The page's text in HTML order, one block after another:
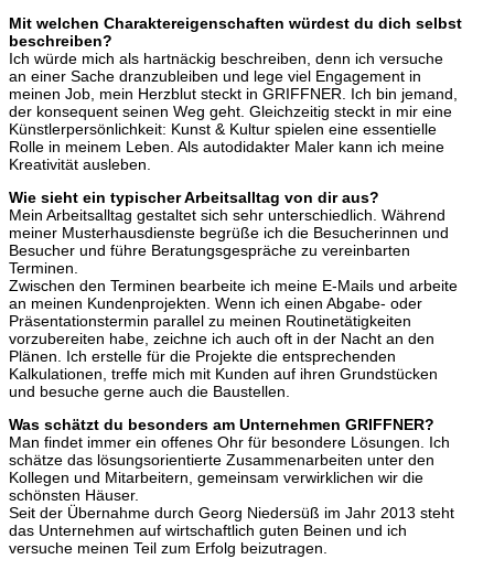
Mit welchen Charaktereigenschaften würdest du dich selbst
beschreiben?
Ich würde mich als hartnäckig beschreiben, denn ich versuche
an einer Sache dranzubleiben und lege viel Engagement in
meinen Job, mein Herzblut steckt in GRIFFNER. Ich bin jemand,
der konsequent seinen Weg geht. Gleichzeitig steckt in mir eine
Künstlerpersönlichkeit: Kunst & Kultur spielen eine essentielle
Rolle in meinem Leben. Als autodidakter Maler kann ich meine
Kreativität ausleben.
Wie sieht ein typischer Arbeitsalltag von dir aus?
Mein Arbeitsalltag gestaltet sich sehr unterschiedlich. Während
meiner Musterhausdienste begrüße ich die Besucherinnen und
Besucher und führe Beratungsgespräche zu vereinbarten
Terminen.
Zwischen den Terminen bearbeite ich meine E-Mails und arbeite
an meinen Kundenprojekten. Wenn ich einen Abgabe- oder
Präsentationstermin parallel zu meinen Routinetätigkeiten
vorzubereiten habe, zeichne ich auch oft in der Nacht an den
Plänen. Ich erstelle für die Projekte die entsprechenden
Kalkulationen, treffe mich mit Kunden auf ihren Grundstücken
und besuche gerne auch die Baustellen.
Was schätzt du besonders am Unternehmen GRIFFNER?
Man findet immer ein offenes Ohr für besondere Lösungen. Ich
schätze das lösungsorientierte Zusammenarbeiten unter den
Kollegen und Mitarbeitern, gemeinsam verwirklichen wir die
schönsten Häuser.
Seit der Übernahme durch Georg Niedersüß im Jahr 2013 steht
das Unternehmen auf wirtschaftlich guten Beinen und ich
versuche meinen Teil zum Erfolg beizutragen.